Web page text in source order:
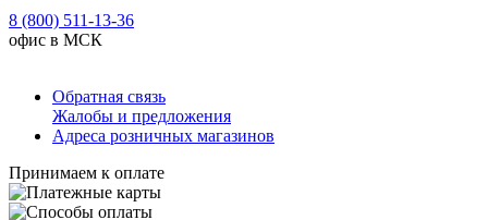
8 (800) 511-13-36
офис в МСК
Обратная связь
Жалобы и предложения
Адреса розничных магазинов
Принимаем к оплате